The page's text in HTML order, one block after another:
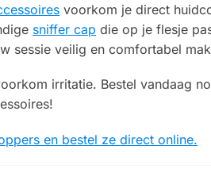
voorkom je direct
sniffer cap die op je flesje
sessie veilig en comfortabel
irritatie. Bestel vandaag
en bestel ze direct online.